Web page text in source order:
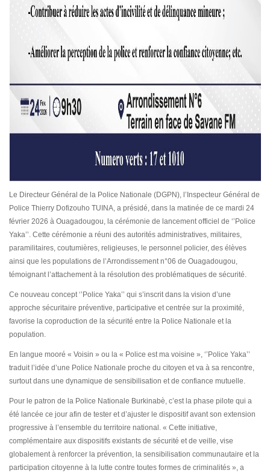
Le Directeur Général de la Police Nationale (DGPN), l’Inspecteur Général de
Police Thierry Dofizouho TUINA, a présidé, dans la matinée de ce mardi 24
février 2026 à Ouagadougou, la cérémonie de lancement officiel de ‘’Police
Yaka’’. Cette cérémonie a réuni des autorités administratives, militaires,
paramilitaires, coutumières, religieuses, le personnel policier, des élèves
ainsi que les populations de l’Arrondissement n°06 de Ouagadougou,
témoignant l’attachement à la résolution des problématiques de sécurité.
Ce nouveau concept ‘’Police Yaka’’ qui s’inscrit dans la vision d’une
approche sécuritaire préventive, participative et centrée sur la proximité,
favorise la coproduction de la sécurité entre la Police Nationale et la
population.
En langue mooré « Voisin » ou la « Police est ma voisine », ‘’Police Yaka’’
traduit l’idée d’une Police Nationale proche du citoyen et va à sa rencontre,
surtout dans une dynamique de sensibilisation et de confiance mutuelle.
Pour le patron de la Police Nationale Burkinabè, c’est la phase pilote qui a
été lancée ce jour afin de tester et d’ajuster le dispositif avant son extension
progressive à l’ensemble du territoire national. « Cette initiative,
complémentaire aux dispositifs existants de sécurité et de veille, vise
globalement à renforcer la prévention, la sensibilisation communautaire et la
participation citoyenne à la lutte contre toutes formes de criminalités », a